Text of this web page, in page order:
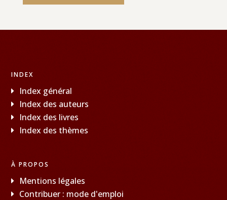
INDEX
Index général
Index des auteurs
Index des livres
Index des thèmes
À PROPOS
Mentions légales
Contribuer : mode d'emploi